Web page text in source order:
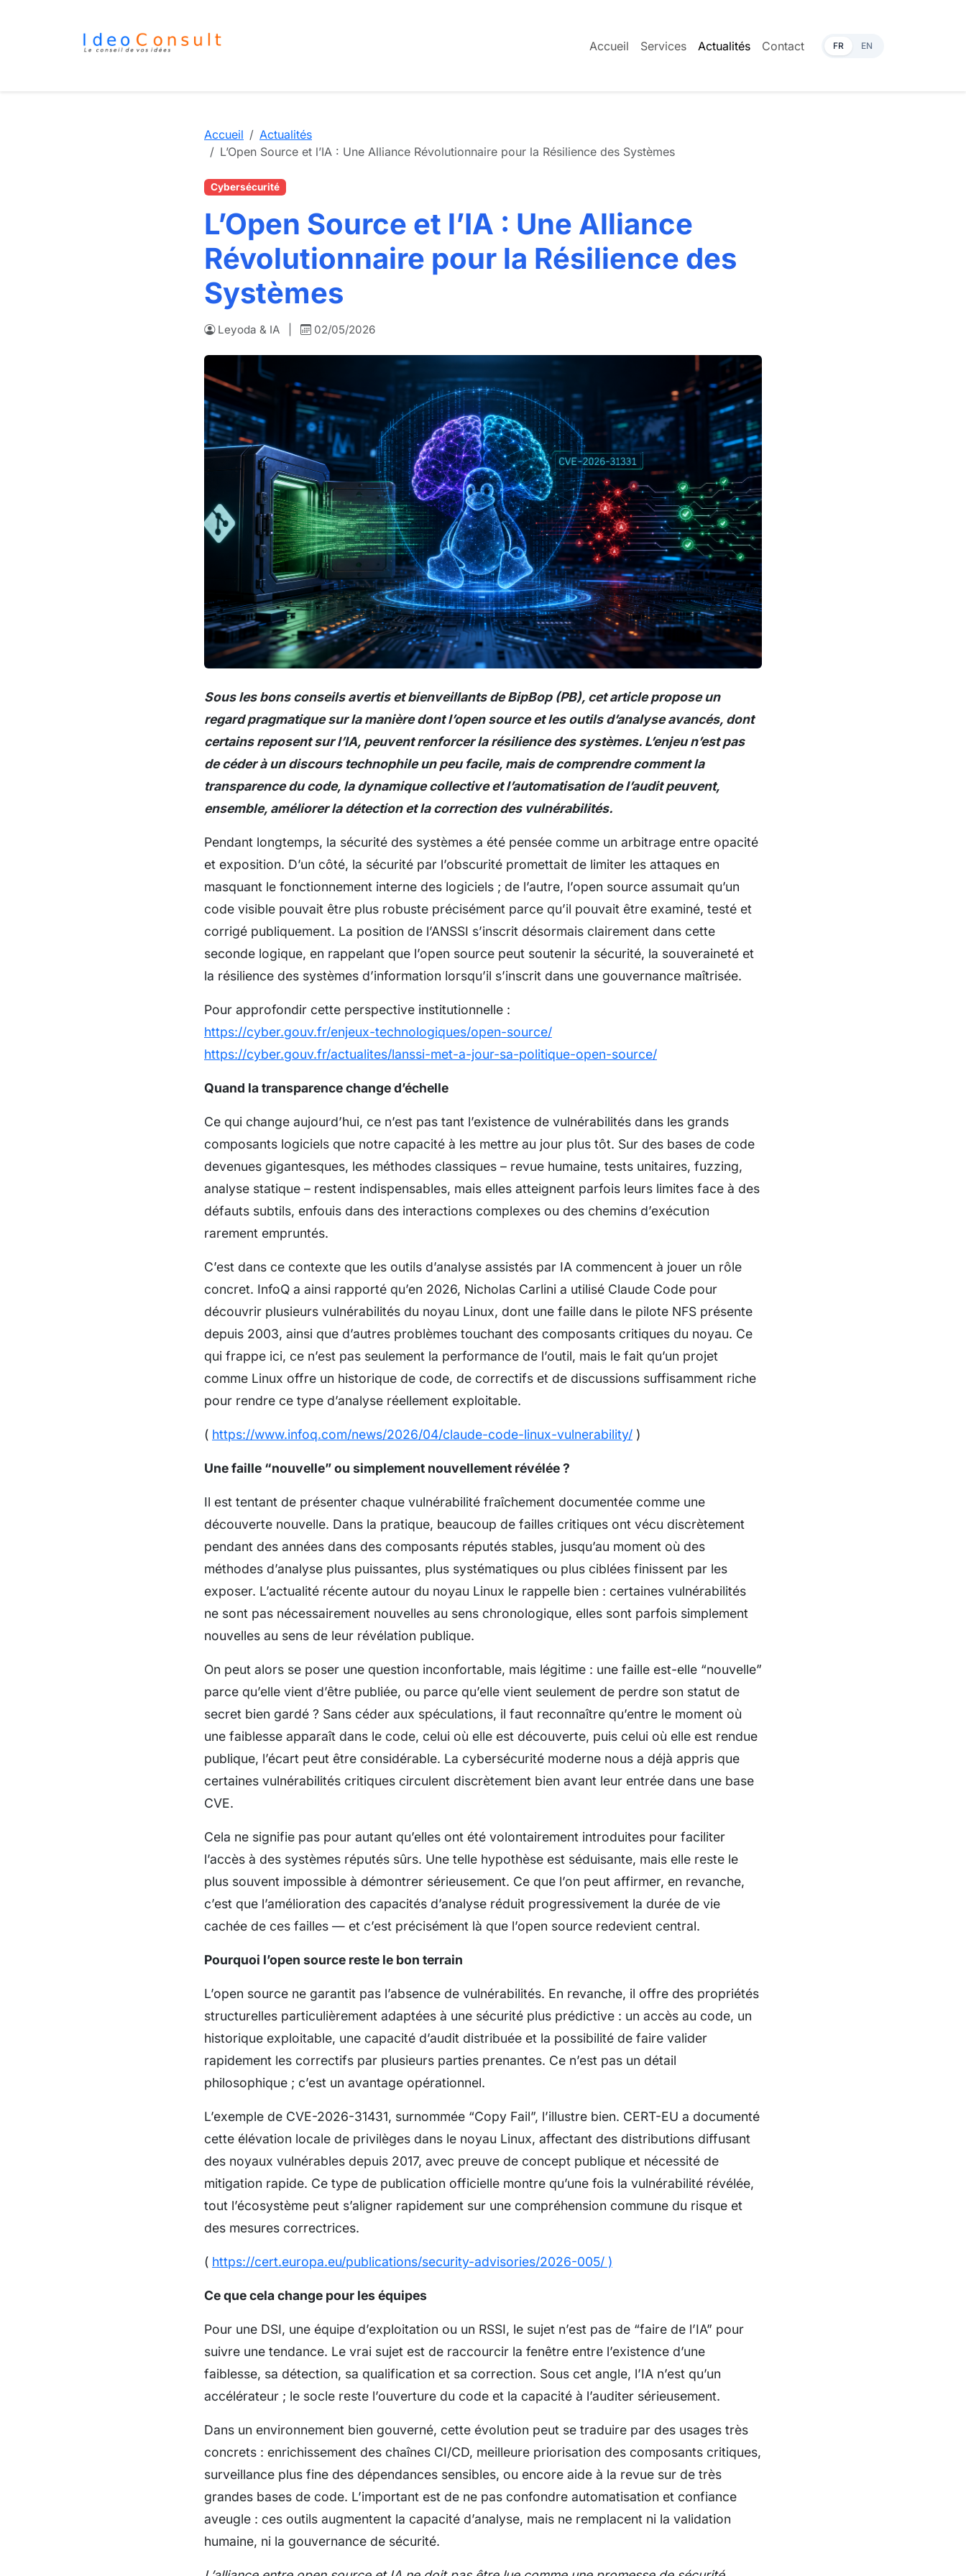
Accueil Services Actualités Contact FR EN
Accueil
Actualités
L’Open Source et l’IA : Une Alliance Révolutionnaire pour la Résilience des Systèmes
Cybersécurité
L’Open Source et l’IA : Une Alliance
Révolutionnaire pour la Résilience des
Systèmes
Leyoda & IA 02/05/2026
Sous les bons conseils avertis et bienveillants de BipBop (PB), cet article propose un
regard pragmatique sur la manière dont l’open source et les outils d’analyse avancés, dont
certains reposent sur l’IA, peuvent renforcer la résilience des systèmes. L’enjeu n’est pas
de céder à un discours technophile un peu facile, mais de comprendre comment la
transparence du code, la dynamique collective et l’automatisation de l’audit peuvent,
ensemble, améliorer la détection et la correction des vulnérabilités.
Pendant longtemps, la sécurité des systèmes a été pensée comme un arbitrage entre opacité
et exposition. D’un côté, la sécurité par l’obscurité promettait de limiter les attaques en
masquant le fonctionnement interne des logiciels ; de l’autre, l’open source assumait qu’un
code visible pouvait être plus robuste précisément parce qu’il pouvait être examiné, testé et
corrigé publiquement. La position de l’ANSSI s’inscrit désormais clairement dans cette
seconde logique, en rappelant que l’open source peut soutenir la sécurité, la souveraineté et
la résilience des systèmes d’information lorsqu’il s’inscrit dans une gouvernance maîtrisée.
Pour approfondir cette perspective institutionnelle :
https://cyber.gouv.fr/enjeux-technologiques/open-source/
https://cyber.gouv.fr/actualites/lanssi-met-a-jour-sa-politique-open-source/
Quand la transparence change d’échelle
Ce qui change aujourd’hui, ce n’est pas tant l’existence de vulnérabilités dans les grands
composants logiciels que notre capacité à les mettre au jour plus tôt. Sur des bases de code
devenues gigantesques, les méthodes classiques – revue humaine, tests unitaires, fuzzing,
analyse statique – restent indispensables, mais elles atteignent parfois leurs limites face à des
défauts subtils, enfouis dans des interactions complexes ou des chemins d’exécution
rarement empruntés.
C’est dans ce contexte que les outils d’analyse assistés par IA commencent à jouer un rôle
concret. InfoQ a ainsi rapporté qu’en 2026, Nicholas Carlini a utilisé Claude Code pour
découvrir plusieurs vulnérabilités du noyau Linux, dont une faille dans le pilote NFS présente
depuis 2003, ainsi que d’autres problèmes touchant des composants critiques du noyau. Ce
qui frappe ici, ce n’est pas seulement la performance de l’outil, mais le fait qu’un projet
comme Linux offre un historique de code, de correctifs et de discussions suffisamment riche
pour rendre ce type d’analyse réellement exploitable.
( https://www.infoq.com/news/2026/04/claude-code-linux-vulnerability/ )
Une faille “nouvelle” ou simplement nouvellement révélée ?
Il est tentant de présenter chaque vulnérabilité fraîchement documentée comme une
découverte nouvelle. Dans la pratique, beaucoup de failles critiques ont vécu discrètement
pendant des années dans des composants réputés stables, jusqu’au moment où des
méthodes d’analyse plus puissantes, plus systématiques ou plus ciblées finissent par les
exposer. L’actualité récente autour du noyau Linux le rappelle bien : certaines vulnérabilités
ne sont pas nécessairement nouvelles au sens chronologique, elles sont parfois simplement
nouvelles au sens de leur révélation publique.
On peut alors se poser une question inconfortable, mais légitime : une faille est-elle “nouvelle”
parce qu’elle vient d’être publiée, ou parce qu’elle vient seulement de perdre son statut de
secret bien gardé ? Sans céder aux spéculations, il faut reconnaître qu’entre le moment où
une faiblesse apparaît dans le code, celui où elle est découverte, puis celui où elle est rendue
publique, l’écart peut être considérable. La cybersécurité moderne nous a déjà appris que
certaines vulnérabilités critiques circulent discrètement bien avant leur entrée dans une base
CVE.
Cela ne signifie pas pour autant qu’elles ont été volontairement introduites pour faciliter
l’accès à des systèmes réputés sûrs. Une telle hypothèse est séduisante, mais elle reste le
plus souvent impossible à démontrer sérieusement. Ce que l’on peut affirmer, en revanche,
c’est que l’amélioration des capacités d’analyse réduit progressivement la durée de vie
cachée de ces failles — et c’est précisément là que l’open source redevient central.
Pourquoi l’open source reste le bon terrain
L’open source ne garantit pas l’absence de vulnérabilités. En revanche, il offre des propriétés
structurelles particulièrement adaptées à une sécurité plus prédictive : un accès au code, un
historique exploitable, une capacité d’audit distribuée et la possibilité de faire valider
rapidement les correctifs par plusieurs parties prenantes. Ce n’est pas un détail
philosophique ; c’est un avantage opérationnel.
L’exemple de CVE-2026-31431, surnommée “Copy Fail”, l’illustre bien. CERT-EU a documenté
cette élévation locale de privilèges dans le noyau Linux, affectant des distributions diffusant
des noyaux vulnérables depuis 2017, avec preuve de concept publique et nécessité de
mitigation rapide. Ce type de publication officielle montre qu’une fois la vulnérabilité révélée,
tout l’écosystème peut s’aligner rapidement sur une compréhension commune du risque et
des mesures correctrices.
( https://cert.europa.eu/publications/security-advisories/2026-005/ )
Ce que cela change pour les équipes
Pour une DSI, une équipe d’exploitation ou un RSSI, le sujet n’est pas de “faire de l’IA” pour
suivre une tendance. Le vrai sujet est de raccourcir la fenêtre entre l’existence d’une
faiblesse, sa détection, sa qualification et sa correction. Sous cet angle, l’IA n’est qu’un
accélérateur ; le socle reste l’ouverture du code et la capacité à l’auditer sérieusement.
Dans un environnement bien gouverné, cette évolution peut se traduire par des usages très
concrets : enrichissement des chaînes CI/CD, meilleure priorisation des composants critiques,
surveillance plus fine des dépendances sensibles, ou encore aide à la revue sur de très
grandes bases de code. L’important est de ne pas confondre automatisation et confiance
aveugle : ces outils augmentent la capacité d’analyse, mais ne remplacent ni la validation
humaine, ni la gouvernance de sécurité.